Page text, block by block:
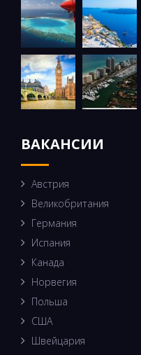
ВАКАНСИИ
Австрия
Великобритания
Германия
Испания
Канада
Норвегия
Польша
США
Швейцария